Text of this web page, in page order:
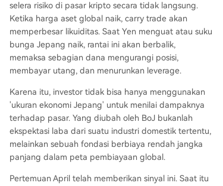
selera risiko di pasar kripto secara tidak langsung.
Ketika harga aset global naik, carry trade akan
memperbesar likuiditas. Saat Yen menguat atau suku
bunga Jepang naik, rantai ini akan berbalik,
memaksa sebagian dana mengurangi posisi,
membayar utang, dan menurunkan leverage.
Karena itu, investor tidak bisa hanya menggunakan
'ukuran ekonomi Jepang' untuk menilai dampaknya
terhadap pasar. Yang diubah oleh BoJ bukanlah
ekspektasi laba dari suatu industri domestik tertentu,
melainkan sebuah fondasi berbiaya rendah jangka
panjang dalam peta pembiayaan global.
Pertemuan April telah memberikan sinyal ini. Saat itu